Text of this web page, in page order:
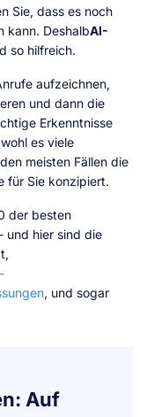
Sie, dass es noch
kann. DeshalbAI-
so hilfreich.
aufzeichnen,
und dann die
Erkenntnisse
es viele
meisten Fällen die
für Sie konzipiert.
der besten
und hier sind die
, und sogar
Auf